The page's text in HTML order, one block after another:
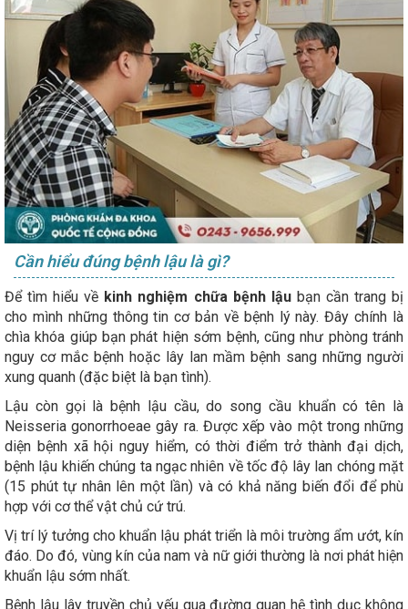
Cần hiểu đúng bệnh lậu là gì?
Để tìm hiểu về kinh nghiệm chữa bệnh lậubạn cần trang bị
cho mình những thông tin cơ bản về bệnh lý này. Đây chính là
chìa khóa giúp bạn phát hiện sớm bệnh, cũng như phòng tránh
nguy cơ mắc bệnh hoặc lây lan mầm bệnh sang những người
xung quanh (đặc biệt là bạn tình).
Lậu còn gọi là bệnh lậu cầu, do song cầu khuẩn có tên là
Neisseria gonorrhoeae gây ra. Được xếp vào một trong những
diện bệnh xã hội nguy hiểm, có thời điểm trở thành đại dịch,
bệnh lậu khiến chúng ta ngạc nhiên về tốc độ lây lan chóng mặt
(15 phút tự nhân lên một lần) và có khả năng biến đổi để phù
hợp với cơ thể vật chủ cứ trú.
Vị trí lý tưởng cho khuẩn lậu phát triển là môi trường ẩm ướt, kín
đáo. Do đó, vùng kín của nam và nữ giới thường là nơi phát hiện
khuẩn lậu sớm nhất.
Bệnh lậu lây truyền chủ yếu qua đường quan hệ tình dục không